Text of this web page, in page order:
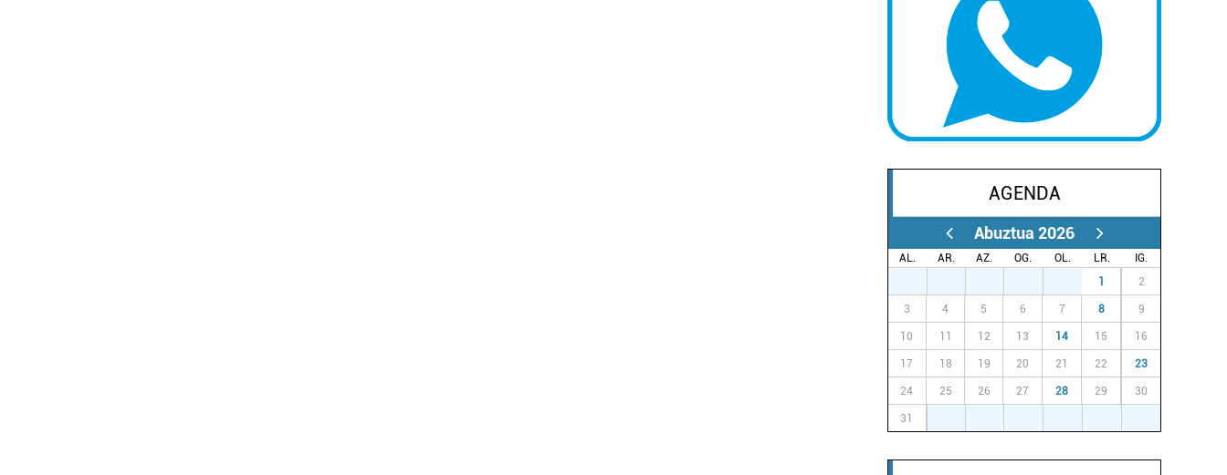
AGENDA
Abuztua 2026
AL. AR. AZ. OG. OL. LR.
IG.
1 2
3 4 5 6 7 8 9
10 11 12 13 14 15 16
17 18 19 20 21 22 23
24 25 26 27 28 29 30
31